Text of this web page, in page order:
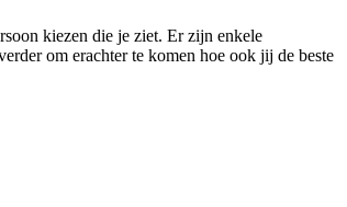
kiezen die je ziet. Er zijn enkele
om erachter te komen hoe ook jij de beste